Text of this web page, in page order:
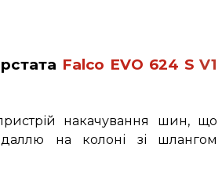
Falco EVO 624 SV1
накачування шин, що
на колоні зі шлангом